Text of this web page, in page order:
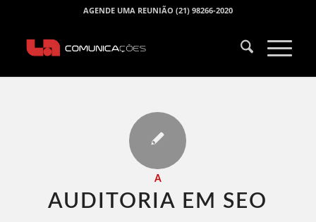
AGENDE UMA REUNIÃO (21) 98266-2020
A
AUDITORIA EM SEO​